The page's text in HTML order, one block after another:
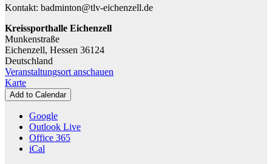
Kontakt: badminton@tlv-eichenzell.de
Kreissporthalle Eichenzell
Munkenstraße
Eichenzell, Hessen 36124
Deutschland
Veranstaltungsort anschauen
KarteKreissporthalle
Eichenzell
Add to Calendar
Google
Outlook Live
Office 365
iCal